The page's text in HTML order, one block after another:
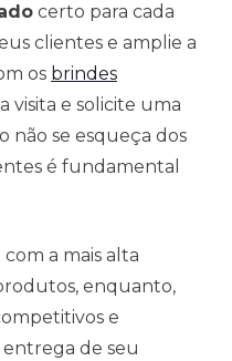
certo para cada
clientes e amplie a
os brindes
visita e solicite uma
não se esqueça dos
é fundamental
a mais alta
enquanto,
e
de seu